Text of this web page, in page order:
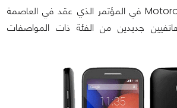
اعلنت اليوم شركة Motorola في المؤتمر الذي عقد في العاصمة
جديدين من الفئة ذات المواصفات